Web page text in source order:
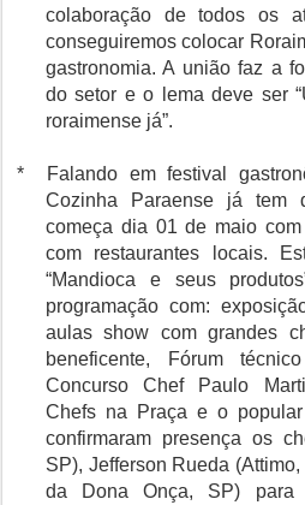
colaboração de todos os
conseguiremos colocar
gastronomia. A união faz a
do setor e o lema deve ser
roraimense já”.
* Falando em festival
Cozinha Paraense já tem
começa dia 01 de maio
com restaurantes locais.
“Mandioca e seus
programação com:
aulas show com grandes
beneficente, Fórum
Concurso Chef Paulo
Chefs na Praça e o
confirmaram presença os
SP), Jefferson Rueda
da Dona Onça, SP) para